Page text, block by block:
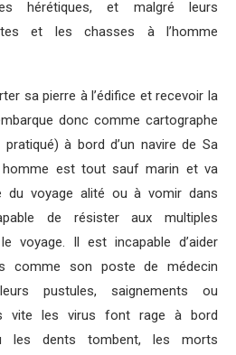
hérétiques, et malgré leurs
et les chasses à l’homme
sa pierre à l’édifice et recevoir la
donc comme cartographe
à bord d’un navire de Sa
homme est tout sauf marin et va
du voyage alité ou à vomir dans
de résister aux multiples
voyage. Il est incapable d’aider
comme son poste de médecin
pustules, saignements ou
vite les virus font rage à bord
les dents tombent, les morts